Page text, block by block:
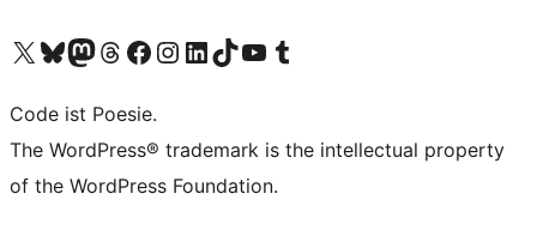
Unser X-Konto (früher Twitter) besuchen
Unser Bluesky-Konto besuchen
Unser Mastodon-Konto besuchen
Unser Threads-Konto besuchen
Unsere Facebook-Seite besuchen
Unser Instagram-Konto besuchen
Unser LinkedIn-Konto besuchen
Unser TikTok-Konto besuchen
Unseren YouTube-Kanal besuchen
Unser Tumblr-Konto besuchen
Code ist Poesie.
The WordPress® trademark is the intellectual property
of the WordPress Foundation.